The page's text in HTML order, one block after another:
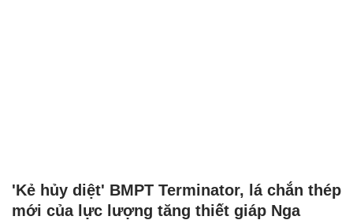
'Kẻ hủy diệt' BMPT Terminator, lá chắn thép
mới của lực lượng tăng thiết giáp Nga